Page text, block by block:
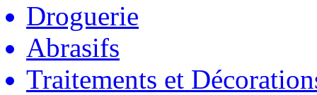
Droguerie
Abrasifs
Traitements et